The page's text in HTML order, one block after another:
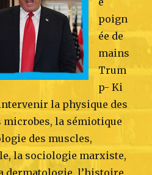
poign
ée de
mains
Trum
p- Ki
la physique des
la sémiotique
des muscles,
la sociologie marxiste,
dermatologie, l’histoire